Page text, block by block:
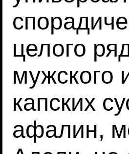
целого
мужского
капских
афалин,